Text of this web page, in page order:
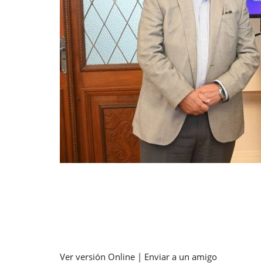
Ver versión Online | Enviar a un amigo